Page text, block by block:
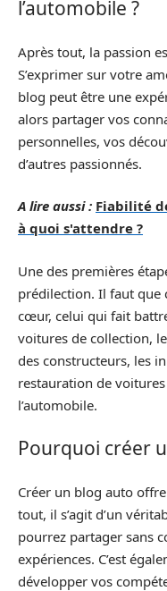
l’automobile ?
Après tout, la passion
S’exprimer sur votre
blog peut être une
alors partager vos
personnelles, vos
d’autres passionnés.
A lire aussi : Fiabilité
à quoi s'attendre ?
Une des premières
prédilection. Il faut que
cœur, celui qui fait
voitures de collection,
des constructeurs, les
restauration de
l’automobile.
Pourquoi créer
Créer un blog auto
tout, il s’agit d’un
pourrez partager sans
expériences. C’est
développer vos